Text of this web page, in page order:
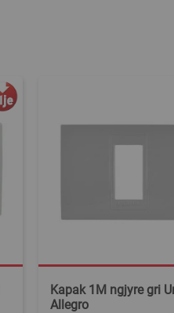
Kapak 1M ngjyre gri
Allegro